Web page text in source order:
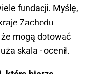
fundacji. Myślę,
Zachodu
mogą dotować
skala - ocenił.